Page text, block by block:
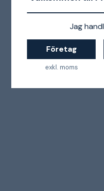
Jag
Företag
exkl. moms